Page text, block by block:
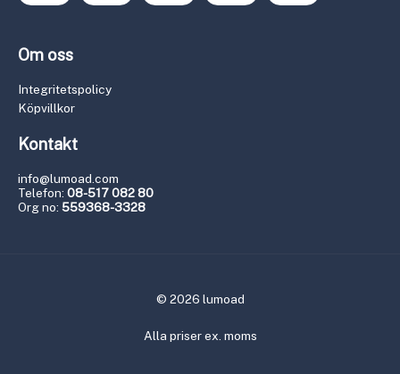
Om oss
Integritetspolicy
Köpvillkor
Kontakt
info@lumoad.com
Telefon: 08-517 082 80
Org no: 559368-3328
© 2026 lumoad
Alla priser ex. moms